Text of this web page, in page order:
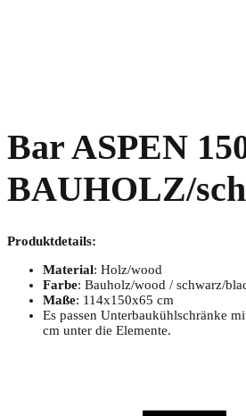
Bar ASPEN
BAUHOLZ/
Produktdetails:
Material: Holz/wood
Farbe: Bauholz/wood / schwarz/
Maße: 114x150x65 cm
Es passen Unterbaukühlschränke
cm unter die Elemente.